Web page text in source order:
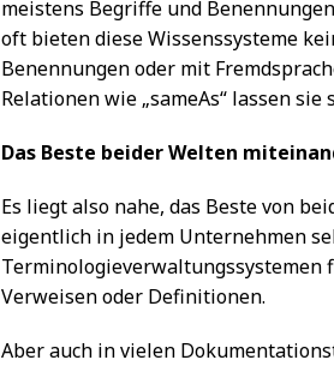
meistens Begriffe und
oft bieten diese Wissenssysteme
Benennungen oder mit
Relationen wie „sameAs“ lassen sie
Das Beste beider Welten
Es liegt also nahe, das Beste von
eigentlich in jedem Unternehmen
Terminologieverwaltungssystemen
Verweisen oder Definitionen.
Aber auch in vielen